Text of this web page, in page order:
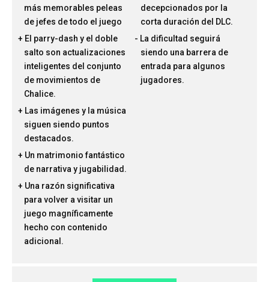
más memorables peleas
de jefes de todo el juego
El parry-dash y el doble
salto son actualizaciones
inteligentes del conjunto
de movimientos de
Chalice.
Las imágenes y la música
siguen siendo puntos
destacados.
Un matrimonio fantástico
de narrativa y jugabilidad.
Una razón significativa
para volver a visitar un
juego magníficamente
hecho con contenido
adicional.
decepcionados por la
corta duración del DLC.
La dificultad seguirá
siendo una barrera de
entrada para algunos
jugadores.